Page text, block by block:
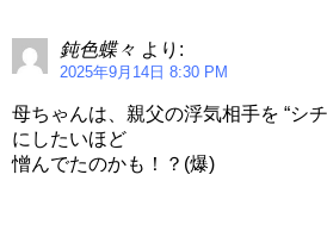
鈍色蝶々 より:
2025年9月14日 8:30 PM
母ちゃんは、親父の浮気相手を “シ
にしたいほど
憎んでたのかも！？(爆)